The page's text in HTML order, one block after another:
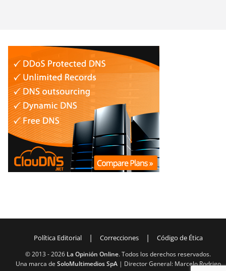
Política Editorial | Correcciones | Código de Ética
© 2013 -2026 La Opinión Online. Todos los derechos reservados.
Una marca de SoloMultimedios SpA| Director General: Marcelo Rodrigo